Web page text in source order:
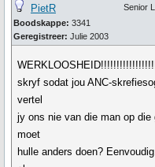
PietR
Boodskappe: 3341
Geregistreer: Julie 2003
Senior
skryf sodat jou ANC-
vertel
jy ons nie van die man op
moet
hulle anders doen?